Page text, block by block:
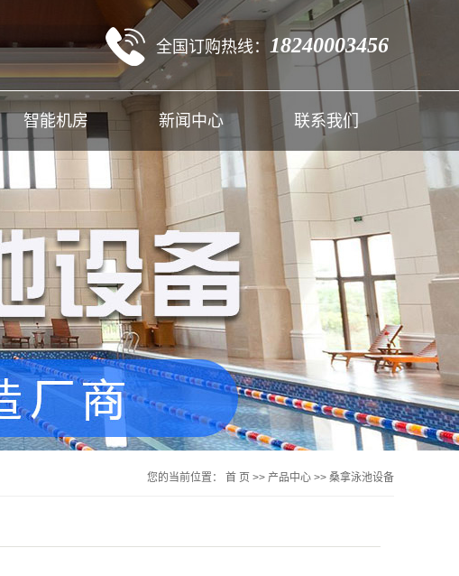
全国订购热线： 18240003456
智能机房
新闻中心
快讯
行业新闻
常见问题
联系我们
您的当前位置： 首 页 >> 产品中心 >> 桑拿泳池设备